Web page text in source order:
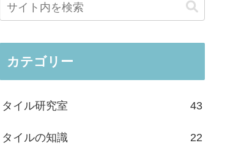
カテゴリー
タイル研究室 43
タイルの知識 22